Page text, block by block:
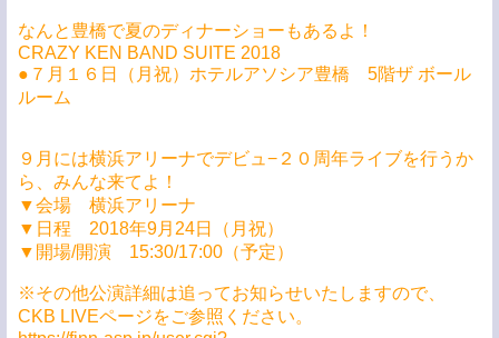
なんと豊橋で夏のディナーショーもあるよ！
CRAZY KEN BAND SUITE 2018
●７月１６日（月祝）ホテルアソシア豊橋 5階ザ ボール
ルーム
９月には横浜アリーナでデビュ−２０周年ライブを行うか
ら、みんな来てよ！
▼会場 横浜アリーナ
▼日程 2018年9月24日（月祝）
▼開場/開演 15:30/17:00（予定）
※その他公演詳細は追ってお知らせいたしますので、
CKB LIVEページをご参照ください。